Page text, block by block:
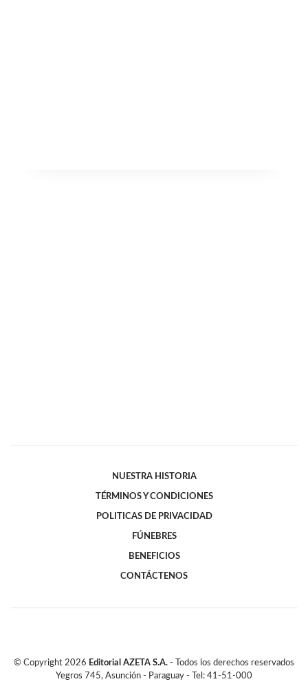
NUESTRA HISTORIA
TÉRMINOS Y CONDICIONES
POLITICAS DE PRIVACIDAD
FÚNEBRES
BENEFICIOS
CONTÁCTENOS
© Copyright 2026 Editorial AZETA S.A. - Todos los derechos reservados
Yegros 745, Asunción - Paraguay - Tel: 41-51-000